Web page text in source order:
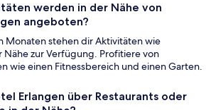
werden in der Nähe von
angeboten?
Monaten stehen dir Aktivitäten wie
Nähe zur Verfügung. Profitiere von
wie einen Fitnessbereich und einen Garten.
Erlangen über Restaurants oder